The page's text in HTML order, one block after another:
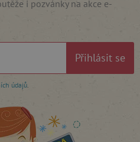
i pozvánky na akce e-
Přihlásit se
údajů
.vimeo.com
.agatinsvet.cz